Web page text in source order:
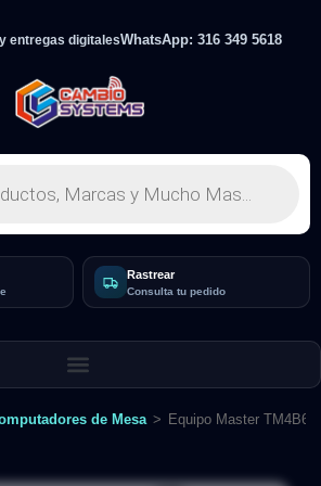
entregas digitalesWhatsApp: 316 349 5618
Rastrear
Consulta tu pedido
de Mesa > Equipo Master